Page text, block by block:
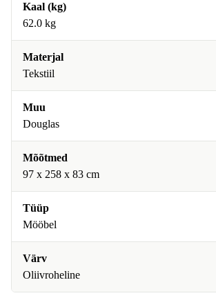
Kaal (kg)
62.0 kg
Materjal
Tekstiil
Muu
Douglas
Mõõtmed
97 x 258 x 83 cm
Tüüp
Mööbel
Värv
Oliivroheline